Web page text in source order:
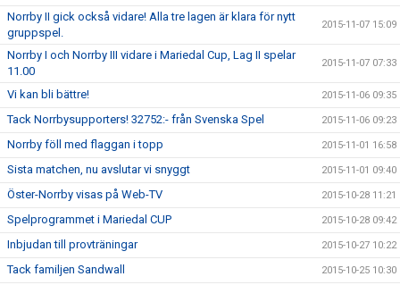
Norrby II gick också vidare! Alla tre lagen är klara för nytt
gruppspel.
2015-11-07 15:09
Norrby I och Norrby III vidare i Mariedal Cup, Lag II spelar
11.00
2015-11-07 07:33
Vi kan bli bättre! 2015-11-06 09:35
Tack Norrbysupporters! 32752:- från Svenska Spel 2015-11-06 09:23
Norrby föll med flaggan i topp 2015-11-01 16:58
Sista matchen, nu avslutar vi snyggt 2015-11-01 09:40
Öster-Norrby visas på Web-TV 2015-10-28 11:21
Spelprogrammet i Mariedal CUP 2015-10-28 09:42
Inbjudan till provträningar 2015-10-27 10:22
Tack familjen Sandwall 2015-10-25 10:30